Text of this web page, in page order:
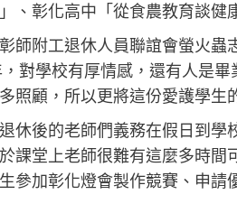
、彰化高中「從食農教育談健
師附工退休人員聯誼會螢火
對學校有厚情感，還有人是
照顧，所以更將這份愛護學生
休後的老師們義務在假日到
課堂上老師很難有這麼多時
參加彰化燈會製作競賽、申請